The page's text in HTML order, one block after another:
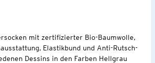
mit zertifizierter Bio-Baumwolle,
Elastikbund und Anti-Rutsch-
Dessins in den Farben Hellgrau